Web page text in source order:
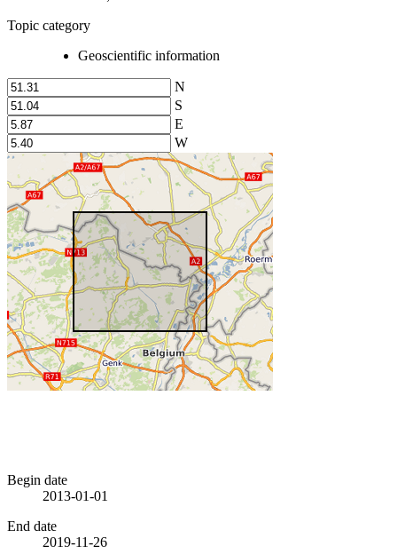
Topic category
Geoscientific information
N
S
E
W
Begin date
2013-01-01
End date
2019-11-26